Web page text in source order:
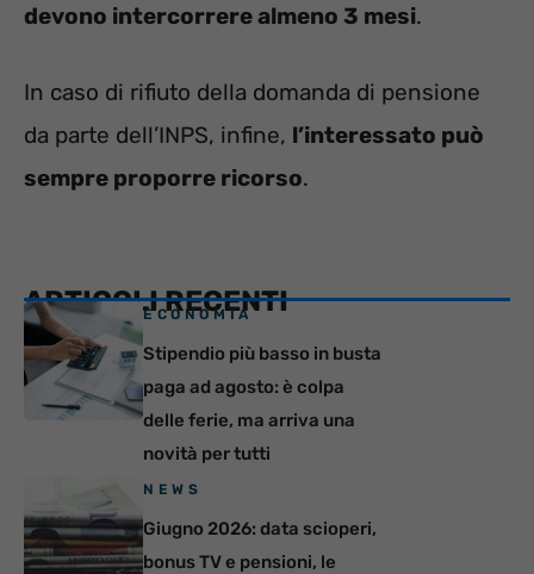
devono intercorrere almeno 3 mesi.
In caso di rifiuto della domanda di pensione
da parte dell’INPS, infine, l’interessato può
sempre proporre ricorso.
ARTICOLI RECENTI
ECONOMIA
Stipendio più basso in busta
paga ad agosto: è colpa
delle ferie, ma arriva una
novità per tutti
NEWS
Giugno 2026: data scioperi,
bonus TV e pensioni, le